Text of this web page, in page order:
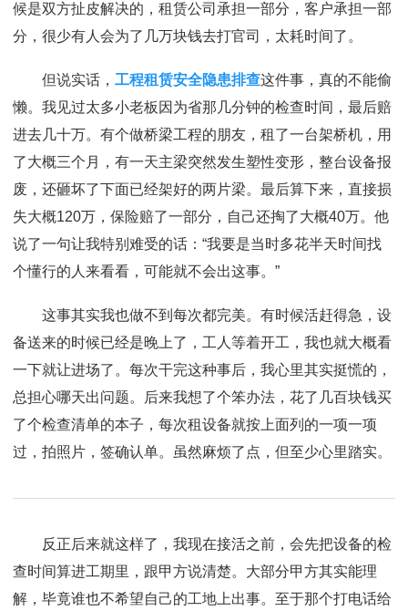
候是双方扯皮解决的，租赁公司承担一部分，客户承担一部
分，很少有人会为了几万块钱去打官司，太耗时间了。
但说实话， 工程租赁安全隐患排查这件事，真的不能偷
懒。我见过太多小老板因为省那几分钟的检查时间，最后赔
进去几十万。有个做桥梁工程的朋友，租了一台架桥机，用
了大概三个月，有一天主梁突然发生塑性变形，整台设备报
废，还砸坏了下面已经架好的两片梁。最后算下来，直接损
失大概120万，保险赔了一部分，自己还掏了大概40万。他
说了一句让我特别难受的话：“我要是当时多花半天时间找
个懂行的人来看看，可能就不会出这事。”
这事其实我也做不到每次都完美。有时候活赶得急，设
备送来的时候已经是晚上了，工人等着开工，我也就大概看
一下就让进场了。每次干完这种事后，我心里其实挺慌的，
总担心哪天出问题。后来我想了个笨办法，花了几百块钱买
了个检查清单的本子，每次租设备就按上面列的一项一项
过，拍照片，签确认单。虽然麻烦了点，但至少心里踏实。
反正后来就这样了，我现在接活之前，会先把设备的检
查时间算进工期里，跟甲方说清楚。大部分甲方其实能理
解，毕竟谁也不希望自己的工地上出事。至于那个打电话给